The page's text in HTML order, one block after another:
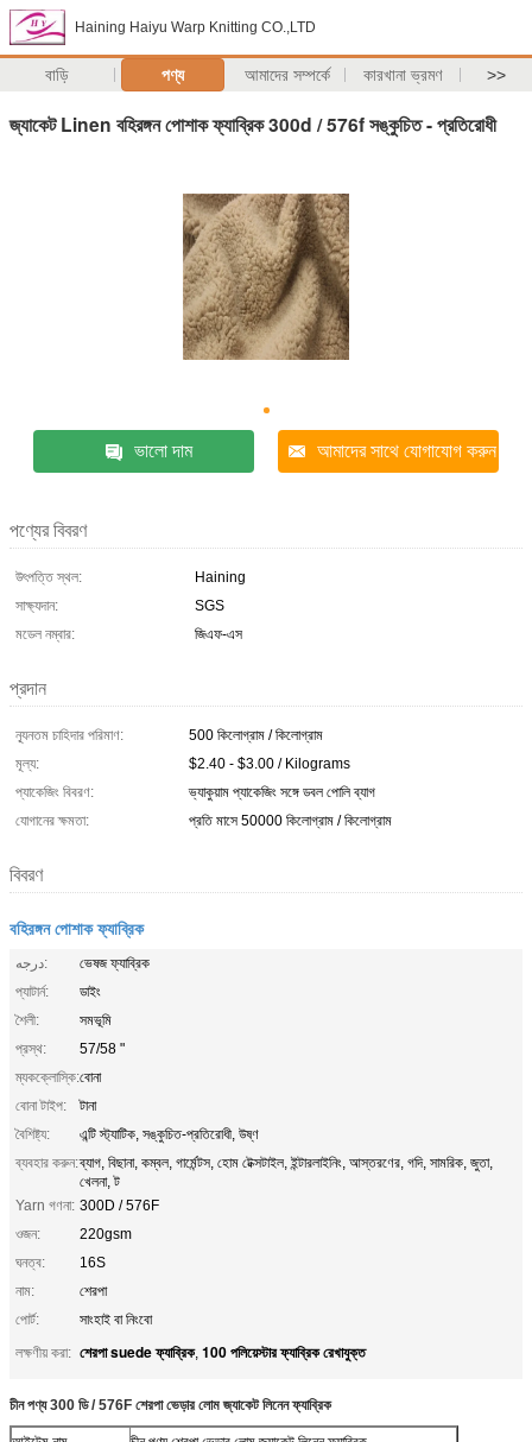
Haining Haiyu Warp Knitting CO.,LTD
বাড়ি পণ্য আমাদের সম্পর্কে কারখানা ভ্রমণ >>
জ্যাকেট Linen বহিরঙ্গন পোশাক ফ্যাব্রিক 300d / 576f সঙ্কুচিত - প্রতিরোধী
ভালো দাম আমাদের সাথে যোগাযোগ করুন
পণ্যের বিবরণ
উৎপত্তি স্থল:
Haining
সাক্ষ্যদান:
SGS
মডেল নম্বার:
জিএফ-এস
প্রদান
ন্যূনতম চাহিদার পরিমাণ:
500 কিলোগ্রাম / কিলোগ্রাম
মূল্য:
$2.40 - $3.00 / Kilograms
প্যাকেজিং বিবরণ:
ভ্যাকুয়াম প্যাকেজিং সঙ্গে ডবল পোলি ব্যাগ
যোগানের ক্ষমতা:
প্রতি মাসে 50000 কিলোগ্রাম / কিলোগ্রাম
বিবরণ
বহিরঙ্গন পোশাক ফ্যাব্রিক
درجه:
ভেষজ ফ্যাব্রিক
প্যাটার্ন:
ডাইং
শৈলী:
সমভূমি
প্রস্থ:
57/58 "
ম্যকক্লোস্কি:বোনা
বোনা টাইপ:
টানা
বৈশিষ্ট্য:
এন্টি স্ট্যাটিক, সঙ্কুচিত-প্রতিরোধী, উষ্ণ
ব্যবহার করুন:ব্যাগ, বিছানা, কম্বল, গার্মেন্টস, হোম টেক্সটাইল, ইন্টারলাইনিং, আস্তরণের, গদি, সামরিক, জুতা,
খেলনা, ট
Yarn গণনা: 300D / 576F
ওজন:
220gsm
ঘনত্ব:
16S
নাম:
শেরপা
পোর্ট:
সাংহাই বা নিংবো
লক্ষণীয় করা: শেরপা suede ফ্যাব্রিক, 100 পলিয়েস্টার ফ্যাব্রিক রেখাযুক্ত
চীন পণ্য 300 ডি / 576F শেরপা ভেড়ার লোম জ্যাকেট লিনেন ফ্যাব্রিক